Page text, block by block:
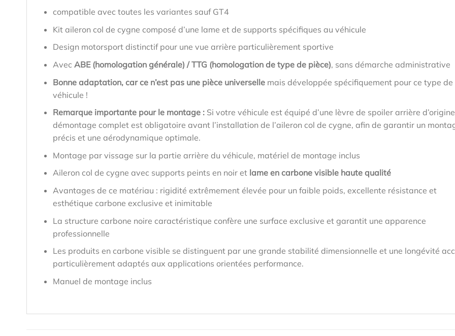
compatible avec toutes les variantes sauf GT4
Kit aileron col de cygne composé d’une lame et de supports spécifiques au véhicule
Design motorsport distinctif pour une vue arrière particulièrement sportive
Avec ABE (homologation générale) / TTG (homologation de type de pièce), sans démarche administrative
Bonne adaptation, car ce n’est pas une pièce universellemais développée spécifiquement pour ce type de
véhicule !
Remarque importante pour le montage : Si votre véhicule est équipé d’une lèvre de spoiler arrière
démontage complet est obligatoire avant l’installation de l’aileron col de cygne, afin de garantir un
précis et une aérodynamique optimale.
Montage par vissage sur la partie arrière du véhicule, matériel de montage inclus
Aileron col de cygne avec supports peints en noir et lame en carbone visible haute qualité
Avantages de ce matériau : rigidité extrêmement élevée pour un faible poids, excellente résistance et
esthétique carbone exclusive et inimitable
La structure carbone noire caractéristique confère une surface exclusive et garantit une apparence
professionnelle
Les produits en carbone visible se distinguent par une grande stabilité dimensionnelle et une longévité
particulièrement adaptés aux applications orientées performance.
Manuel de montage inclus